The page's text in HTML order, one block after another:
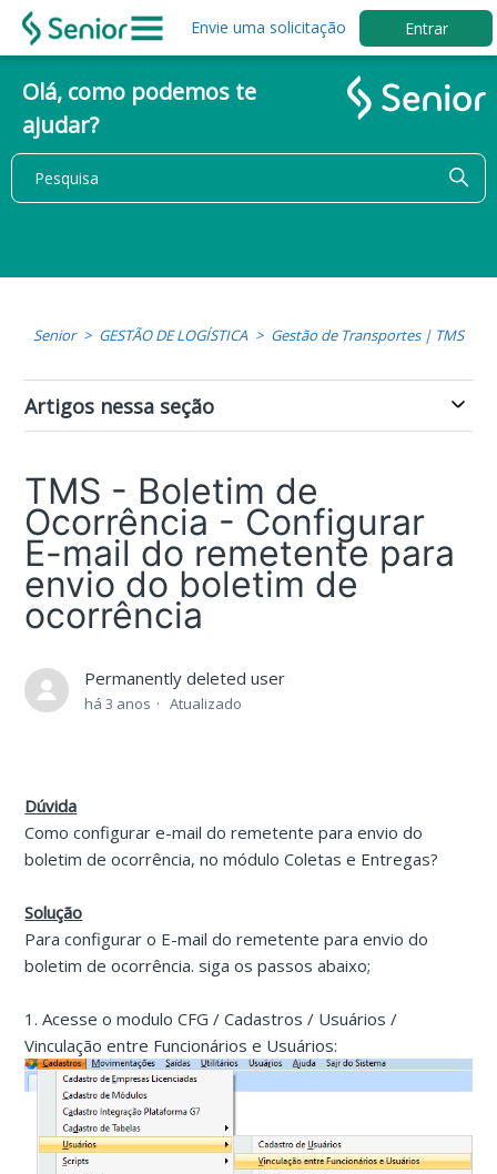
Envie uma solicitação Entrar
Olá, como podemos te
ajudar?
Senior GESTÃO DE LOGÍSTICA Gestão de Transportes | TMS
Artigos nessa seção
TMS - Boletim de
Ocorrência - Configurar
E-mail do remetente para
envio do boletim de
ocorrência
Permanently deleted user
há 3 anos Atualizado
Dúvida
Como configurar e-mail do remetente para envio do
boletim de ocorrência, no módulo Coletas e Entregas?
Solução
Para configurar o E-mail do remetente para envio do
boletim de ocorrência. siga os passos abaixo;
1. Acesse o modulo CFG / Cadastros / Usuários /
Vinculação entre Funcionários e Usuários: